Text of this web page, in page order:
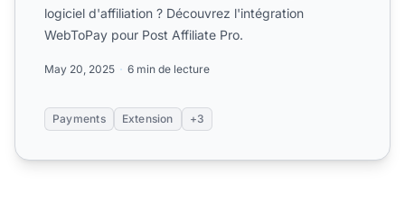
logiciel d'affiliation ? Découvrez l'intégration
WebToPay pour Post Affiliate Pro.
May 20, 2025 6 min de lecture
Payments Extension +3